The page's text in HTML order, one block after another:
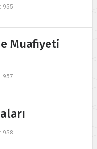
955
Muafiyeti
957
958